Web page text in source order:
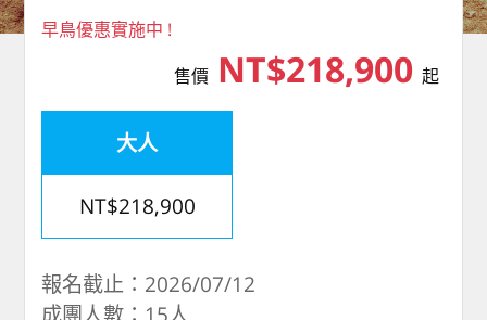
早鳥優惠實施中 !
售價NT$218,900 起
大人
NT$218,900
報名截止：2026/07/12